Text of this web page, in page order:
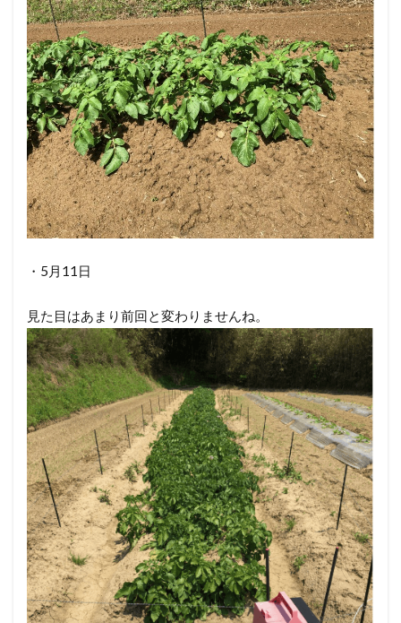
・5月11日
見た目はあまり前回と変わりませんね。